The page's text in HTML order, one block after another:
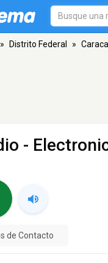
» Distrito Federal »
-
de Contacto